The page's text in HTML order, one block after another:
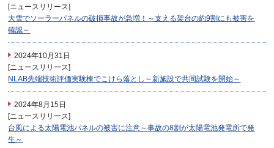
[ニュースリリース]
大雪でソーラーパネルの破損事故が急増！～支える架台の約9割にも被害を
確認～
2024年10月31日
[ニュースリリース]
NLAB先端技術評価実験棟でこけら落とし～新施設で共同試験を開始～
2024年8月15日
[ニュースリリース]
台風による太陽電池パネルの被害に注意～事故の8割が太陽電池発電所で発
生～